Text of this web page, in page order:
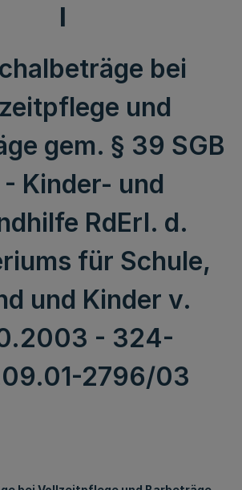
I
bei
und
gem. § 39 SGB
- Kinder- und
RdErl. d.
für Schule,
und Kinder v.
- 324-
2796/03